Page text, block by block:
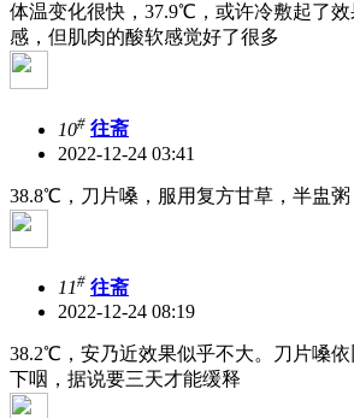
体温变化很快，37.9℃，或许冷敷起了
感，但肌肉的酸软感觉好了很多
10# 往斋
2022-12-24 03:41
38.8℃，刀片嗓，服用复方甘草，半盅
11# 往斋
2022-12-24 08:19
38.2℃，安乃近效果似乎不大。刀片嗓
下咽，据说要三天才能缓释